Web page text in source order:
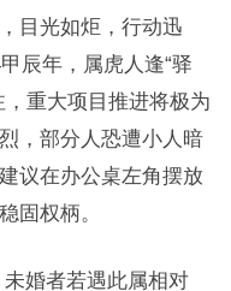
目光如炬，行动迅
辰年，属虎人逢“驿
重大项目推进将极为
，部分人恐遭小人暗
议在办公桌左角摆放
固权柄。
婚者若遇此属相对